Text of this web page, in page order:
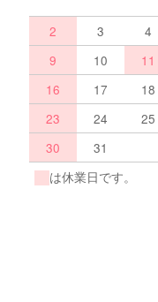
2
3 4
9
10 11
16
17 18
23
24 25
30
31
は休業日です。